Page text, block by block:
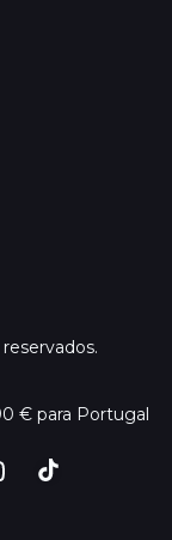
€ para Portugal